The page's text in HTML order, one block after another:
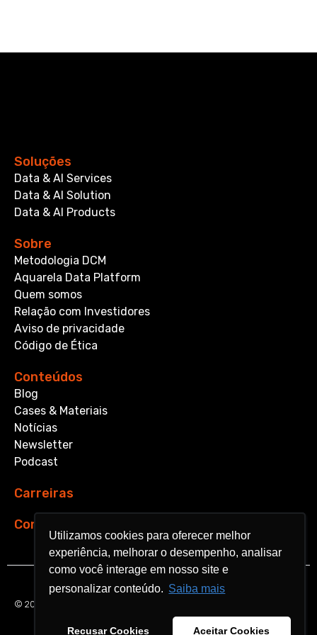
Utilizamos cookies para oferecer melhor
experiência, melhorar o desempenho, analisar
como você interage em nosso site e
personalizar conteúdo. Saiba mais
Recusar Cookies Aceitar Cookies
Utilizamos cookies para oferecer melhor
experiência, melhorar o desempenho, analisar
como você interage em nosso site e
personalizar conteúdo. Saiba mais
Recusar Cookies Aceitar Cookies
Soluções
Data & AI Services
Data & AI Solution
Data & AI Products
Sobre
Metodologia DCM
Aquarela Data Platform
Quem somos
Relação com Investidores
Aviso de privacidade
Código de Ética
Conteúdos
Blog
Cases & Materiais
Notícias
Newsletter
Podcast
Carreiras
Contato
© 2026 Aquarela Analytics. All rights reserved.